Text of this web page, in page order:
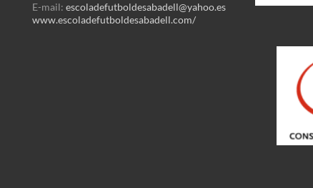
E-mail: escoladefutboldesabadell@yahoo.es
www.escoladefutboldesabadell.com/